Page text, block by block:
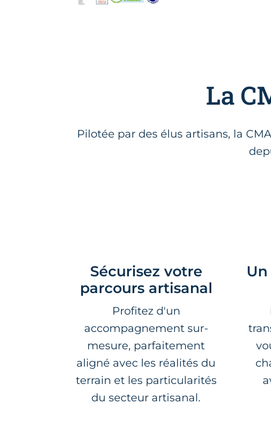
La
Pilotée par des élus artisans, la
Sécurisez votre
parcours artisanal
Profitez d'un
accompagnement sur-
mesure, parfaitement
aligné avec les réalités du
terrain et les particularités
du secteur artisanal.